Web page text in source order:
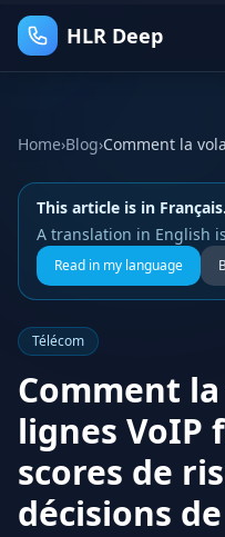
HLR Deep
Home›Blog›
This article is in Français.
A translation in English
Read in my language
Télécom
Comment
lignes VoIP
scores de
décisions